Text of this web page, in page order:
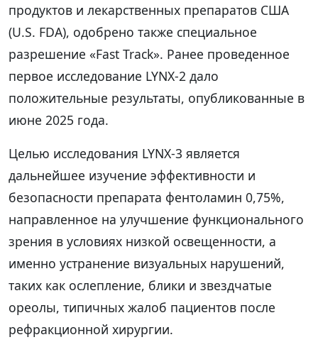
продуктов и лекарственных препаратов США
(U.S. FDA), одобрено также специальное
разрешение «Fast Track». Ранее проведенное
первое исследование LYNX-2 дало
положительные результаты, опубликованные в
июне 2025 года.
Целью исследования LYNX-3 является
дальнейшее изучение эффективности и
безопасности препарата фентоламин 0,75%,
направленное на улучшение функционального
зрения в условиях низкой освещенности, а
именно устранение визуальных нарушений,
таких как ослепление, блики и звездчатые
ореолы, типичных жалоб пациентов после
рефракционной хирургии.